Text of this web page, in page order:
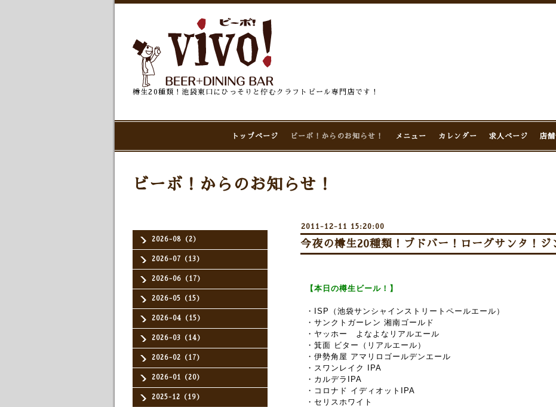
樽生20種類！池袋東口にひっそりと佇むクラフトビール専門店です！
トップページ ビーボ！からのお知らせ！ メニュー カレンダー 求人ページ 店
2026-08（2）
2026-07（13）
2026-06（17）
2026-05（15）
2026-04（15）
2026-03（14）
2026-02（17）
2026-01（20）
2025-12（19）
ビーボ！からのお知らせ！
2011-12-11 15:20:00
今夜の樽生20種類！ブドバー！ローグサンタ！ジ
【本日の樽生ビール！】
・ISP（池袋サンシャインストリートペールエール）
・サンクトガーレン 湘南ゴールド
・ ヤッホー よなよなリアルエール
・箕面 ビター（リアルエール）
・伊勢角屋 アマリロゴールデンエール
・ スワンレイク IPA
・カルデラIPA
・コロナド イディオットIPA
・セリスホワイト